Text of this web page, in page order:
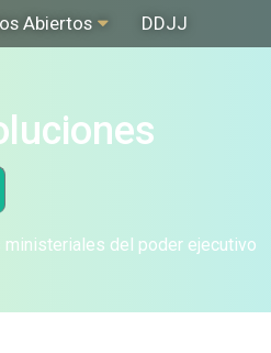
Abiertos DDJJ
del poder ejecutivo